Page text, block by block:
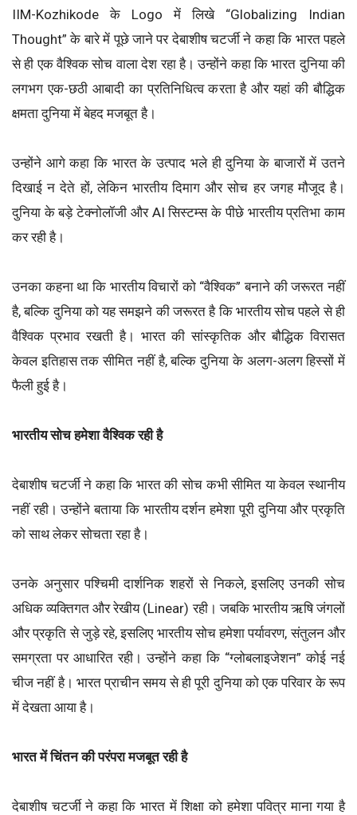
IIM-Kozhikode के Logo में लिखे “Globalizing Indian
Thought” के बारे में पूछे जाने पर देबाशीष चटर्जी ने कहा कि भारत पहले
से ही एक वैश्विक सोच वाला देश रहा है। उन्होंने कहा कि भारत दुनिया की
लगभग एक-छठी आबादी का प्रतिनिधित्व करता है और यहां की बौद्धिक
क्षमता दुनिया में बेहद मजबूत है।
उन्होंने आगे कहा कि भारत के उत्पाद भले ही दुनिया के बाजारों में उतने
दिखाई न देते हों, लेकिन भारतीय दिमाग और सोच हर जगह मौजूद है।
दुनिया के बड़े टेक्नोलॉजी और AI सिस्टम्स के पीछे भारतीय प्रतिभा काम
कर रही है।
उनका कहना था कि भारतीय विचारों को “वैश्विक” बनाने की जरूरत नहीं
है, बल्कि दुनिया को यह समझने की जरूरत है कि भारतीय सोच पहले से ही
वैश्विक प्रभाव रखती है। भारत की सांस्कृतिक और बौद्धिक विरासत
केवल इतिहास तक सीमित नहीं है, बल्कि दुनिया के अलग-अलग हिस्सों में
फैली हुई है।
भारतीय सोच हमेशा वैश्विक रही है
देबाशीष चटर्जी ने कहा कि भारत की सोच कभी सीमित या केवल स्थानीय
नहीं रही। उन्होंने बताया कि भारतीय दर्शन हमेशा पूरी दुनिया और प्रकृति
को साथ लेकर सोचता रहा है।
उनके अनुसार पश्चिमी दार्शनिक शहरों से निकले, इसलिए उनकी सोच
अधिक व्यक्तिगत और रेखीय (Linear) रही। जबकि भारतीय ऋषि जंगलों
और प्रकृति से जुड़े रहे, इसलिए भारतीय सोच हमेशा पर्यावरण, संतुलन और
समग्रता पर आधारित रही। उन्होंने कहा कि “ग्लोबलाइजेशन” कोई नई
चीज नहीं है। भारत प्राचीन समय से ही पूरी दुनिया को एक परिवार के रूप
में देखता आया है।
भारत में चिंतन की परंपरा मजबूत रही है
देबाशीष चटर्जी ने कहा कि भारत में शिक्षा को हमेशा पवित्र माना गया है